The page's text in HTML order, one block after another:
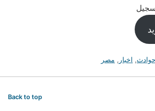
, اخبار , مصر
Back to top